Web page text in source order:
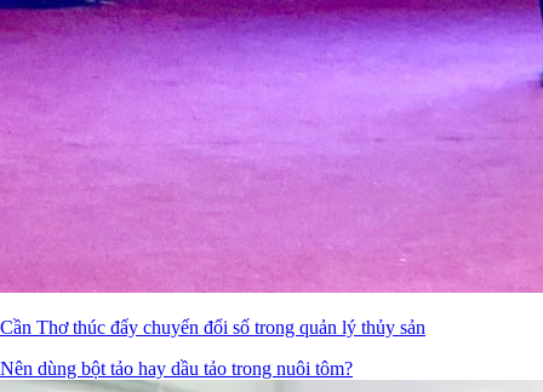
Cần Thơ thúc đẩy chuyển đổi số trong quản lý thủy sản
Nên dùng bột tảo hay dầu tảo trong nuôi tôm?